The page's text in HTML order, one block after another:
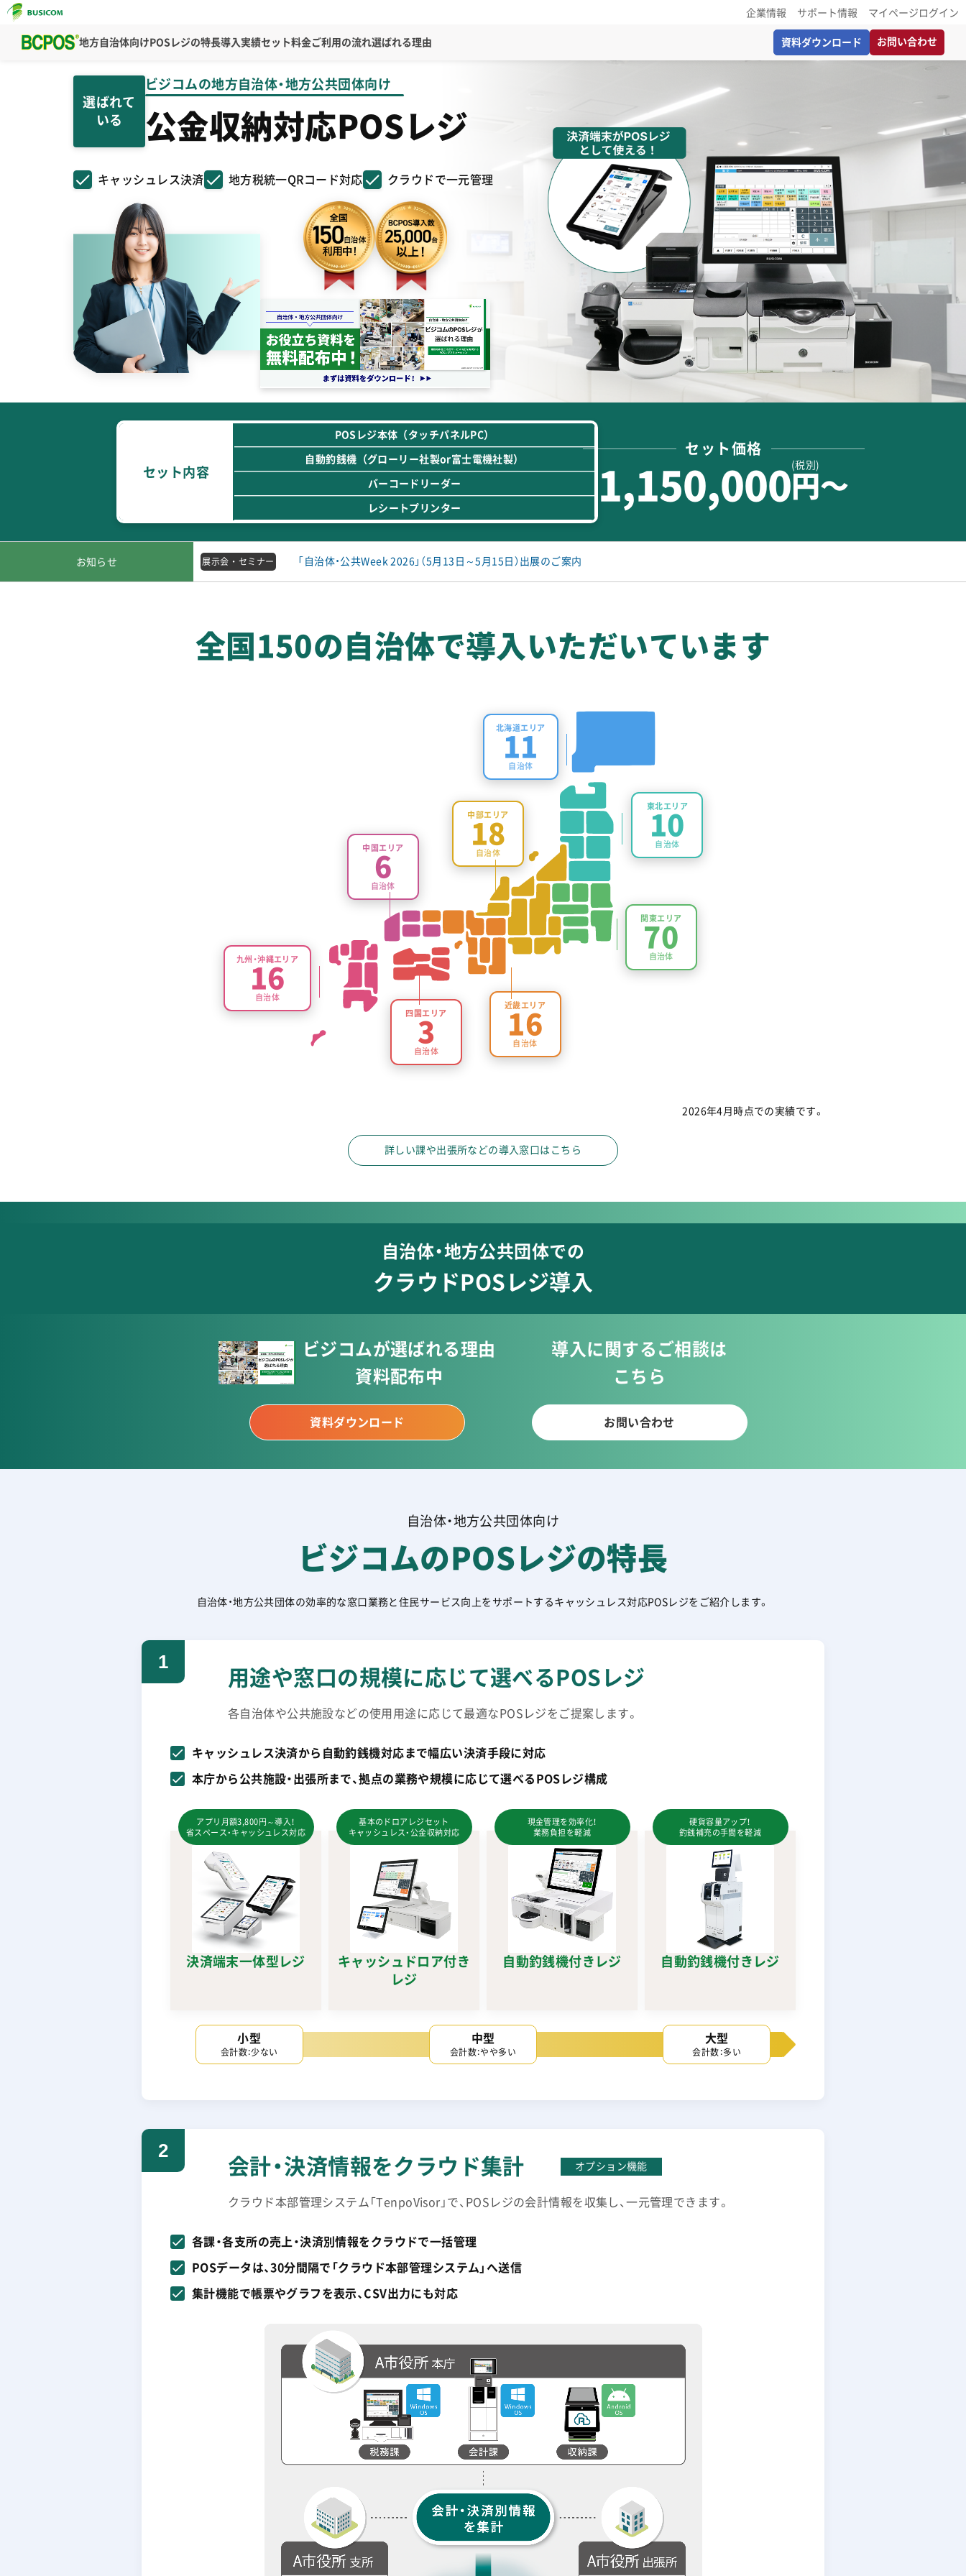
企業情報 サポート情報 マイページログイン
地方自治体向け POSレジの特長導入実績セット料金ご利用の流れ選ばれる理由 資料ダウンロード お問い合わせ
選ばれて
いる
ビジコムの地方自治体・地方公共団体向け
公金収納対応POSレジ
キャッシュレス決済 地方税統一QRコード対応 クラウドで一元管理
セット内容
POSレジ本体 （タッチパネルPC）
自動釣銭機 （グローリー社製or富士電機社製）
バーコードリーダー
レシートプリンター
セット価格
1,150,000 円〜
(税別)
お知らせ 展示会 ・ セミナー 「自治体・公共Week 2026」（5月13日～5月15日）出展のご案内
全国150の自治体で導入いただいています
北海道エリア
11
自治体
東北エリア
10
自治体
関東エリア
70
自治体
中部エリア
18
自治体
近畿エリア
16
自治体
中国エリア
6
自治体
四国エリア
3
自治体
九州・沖縄エリア
16
自治体
2026年4月時点での実績です。
詳しい課や出張所などの導入窓口はこちら
自治体・地方公共団体での
クラウドPOSレジ導入
ビジコムが選ばれる理由
資料配布中
資料ダウンロード
導入に関するご相談は
こちら
お問い合わせ
自治体・地方公共団体向け
ビジコムの POSレジの特長
自治体・地方公共団体の効率的な窓口業務と住民サービス向上をサポートするキャッシュレス対応POSレジをご紹介します。
1
用途や窓口の規模に応じて選べるPOSレジ
各自治体や公共施設などの使用用途に応じて最適なPOSレジをご提案します。
キャッシュレス決済から自動釣銭機対応まで幅広い決済手段に対応
本庁から公共施設・出張所まで、拠点の業務や規模に応じて選べるPOSレジ構成
アプリ月額3,800円～導入！
省スペース・キャッシュレス対応
決済端末一体型レジ
基本のドロアレジセット
キャッシュレス・公金収納対応
キャッシュドロア付き
レジ
現金管理を効率化！
業務負担を軽減
自動釣銭機付きレジ
硬貨容量アップ！
釣銭補充の手間を軽減
自動釣銭機付きレジ
小型
会計数：少ない
中型
会計数：やや多い
大型
会計数：多い
2
会計・決済情報をクラウド集計 オプション機能
クラウド本部管理システム「TenpoVisor」で、POSレジの会計情報を収集し、一元管理できます。
各課・各支所の売上・決済別情報をクラウドで一括管理
POSデータは、30分間隔で「クラウド本部管理システム」へ送信
集計機能で帳票やグラフを表示、CSV出力にも対応